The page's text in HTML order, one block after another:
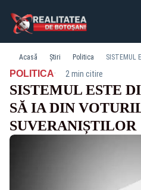
Acasă Știri Politica
POLITICA· 2 min citire
SISTEMUL ESTE
SĂ IA DIN
SUVERANIȘTILOR